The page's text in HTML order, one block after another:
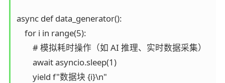
async def data_generator():
    for i in range(5):
        # 模拟耗时操作（如 AI 推理、实时数据采集）
        await asyncio.sleep(1)
        yield f"数据块 {i}\n"